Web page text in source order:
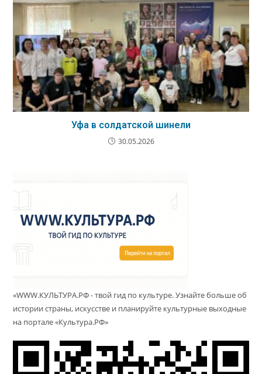
Уфа в солдатской шинели
30.05.2026
«WWW.КУЛЬТУРА.РФ - твой гид по культуре. Узнайте больше об
истории страны, искусстве и планируйте культурные выходные
на портале «Культура.РФ»